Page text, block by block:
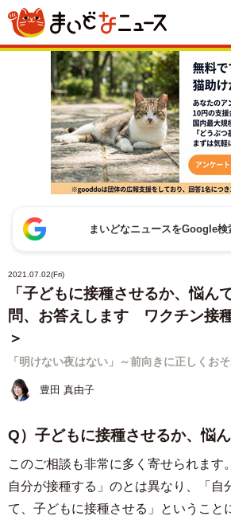
まいどなニュースをGoogle検
2021.07.02(Fri)
「子どもに接種させるか、悩ん
問、お答えします ワクチン接
＞
「明けない夜はない」～前向きに正しくお
豊田 真由子
Q）子どもに接種させるか、悩ん
このご相談も非常に多く寄せられます
自分が接種する」のとは異なり、「自
て、子どもに接種させる」ということ